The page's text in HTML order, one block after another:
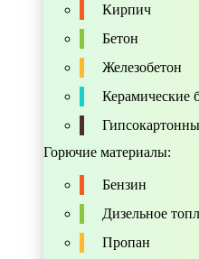
Кирпич
Бетон
Железобетон
Керамические
Горючие материалы:
Бензин
Дизельное
Пропан